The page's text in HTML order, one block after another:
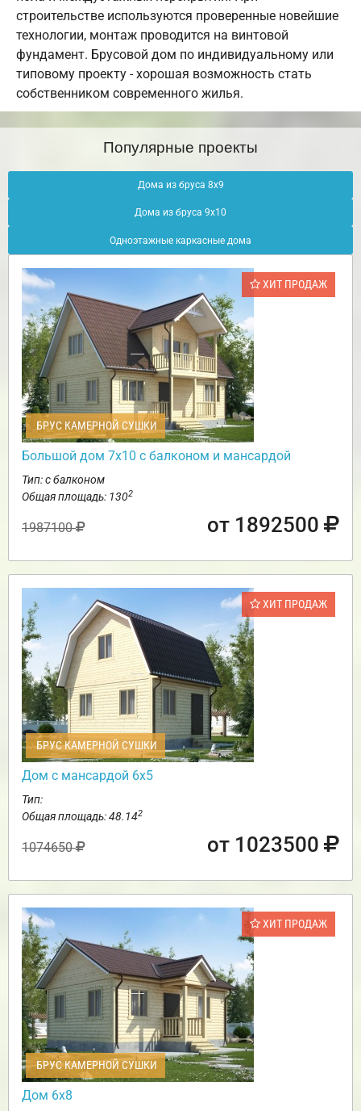
строительстве используются проверенные новейшие
технологии, монтаж проводится на винтовой
фундамент. Брусовой дом по индивидуальному или
типовому проекту - хорошая возможность стать
собственником современного жилья.
Популярные проекты
Дома из бруса 8х9
Дома из бруса 9х10
Одноэтажные каркасные дома
ХИТ ПРОДАЖ
БРУС КАМЕРНОЙ СУШКИ
Большой дом 7х10 с балконом и мансардой
Тип: с балконом
Общая площадь: 1302
1987100 от 1892500
ХИТ ПРОДАЖ
БРУС КАМЕРНОЙ СУШКИ
Дом с мансардой 6х5
Тип:
Общая площадь: 48.142
1074650 от 1023500
ХИТ ПРОДАЖ
БРУС КАМЕРНОЙ СУШКИ
Дом 6х8